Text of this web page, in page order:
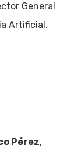
General
Artificial.
Pérez,